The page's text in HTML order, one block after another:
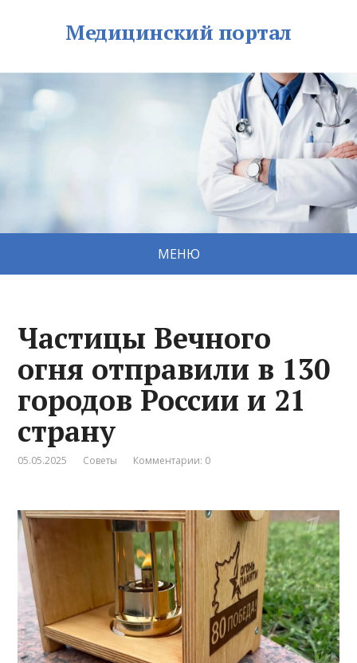
Медицинский портал
МЕНЮ
Частицы Вечного
огня отправили в 130
городов России и 21
страну
05.05.2025 Советы Комментарии: 0